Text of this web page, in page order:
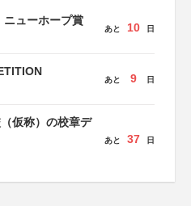
ニューホープ賞
あと 10 日
あと 9 日
仮称）の校章デ
あと 37 日